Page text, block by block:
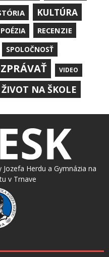
KULTÚRA
POÉZIA RECENZIE
SPOLOČNOSŤ
VIDEO
ŽIVOT NA ŠKOLE
Herdu a Gymnázia na
v Trnave